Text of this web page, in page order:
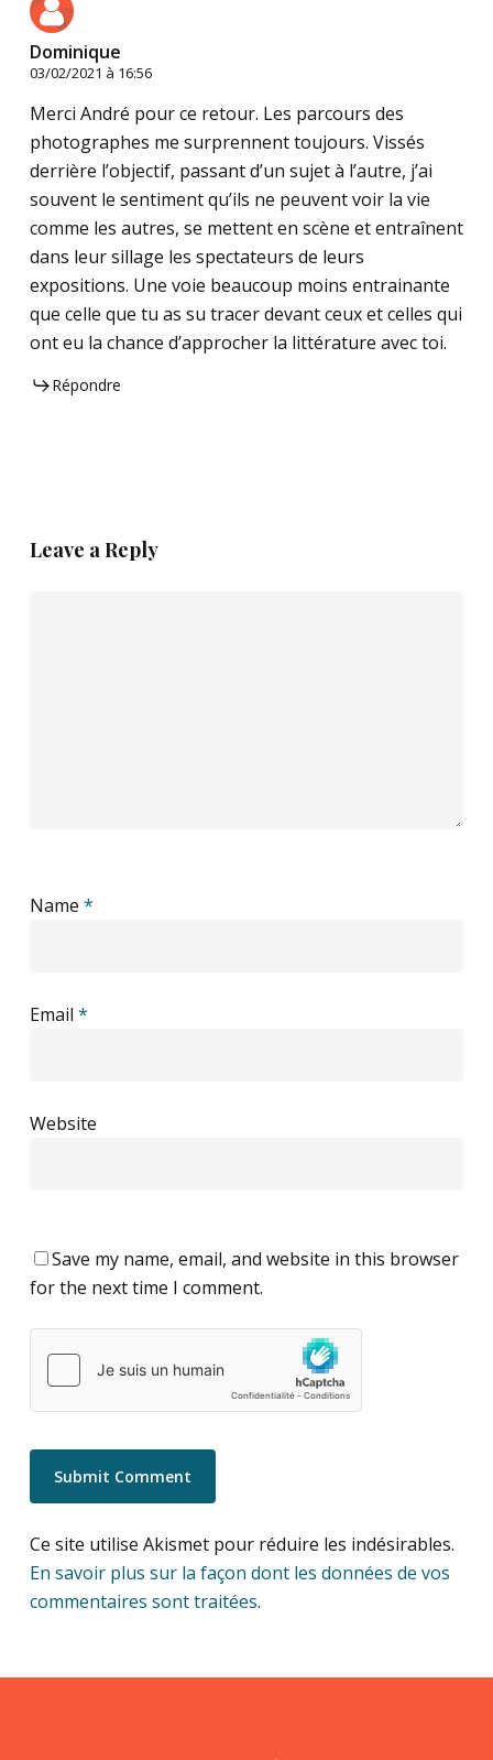
Dominique
03/02/2021 à 16:56
Merci André pour ce retour. Les parcours des
photographes me surprennent toujours. Vissés
derrière l’objectif, passant d’un sujet à l’autre, j’ai
souvent le sentiment qu’ils ne peuvent voir la vie
comme les autres, se mettent en scène et entraînent
dans leur sillage les spectateurs de leurs
expositions. Une voie beaucoup moins entrainante
que celle que tu as su tracer devant ceux et celles qui
ont eu la chance d’approcher la littérature avec toi.
Répondre
Leave a Reply
Name *
Email *
Website
Save my name, email, and website in this browser
for the next time I comment.
Ce site utilise Akismet pour réduire les indésirables.
En savoir plus sur la façon dont les données de vos
commentaires sont traitées.